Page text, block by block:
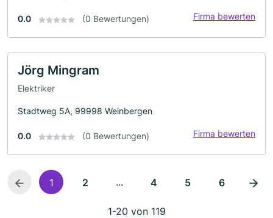
0.0 (0 Bewertungen) Firma bewerten
Jörg Mingram
Elektriker
Stadtweg 5A, 99998 Weinbergen
0.0 (0 Bewertungen) Firma bewerten
1 2 ... 4 5 6
1-20 von 119